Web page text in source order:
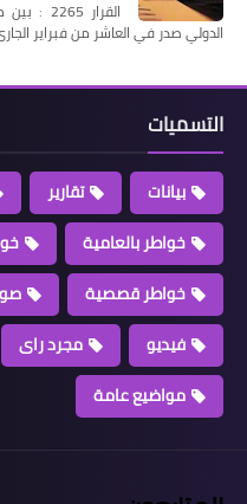
القرار
الدولي صدر في العاشر من فبراير
التسميات
بيانات تقارير
خواطر بالعامية
خواطر قصصية
فيديو
مجرد راى
مواضيع عامة